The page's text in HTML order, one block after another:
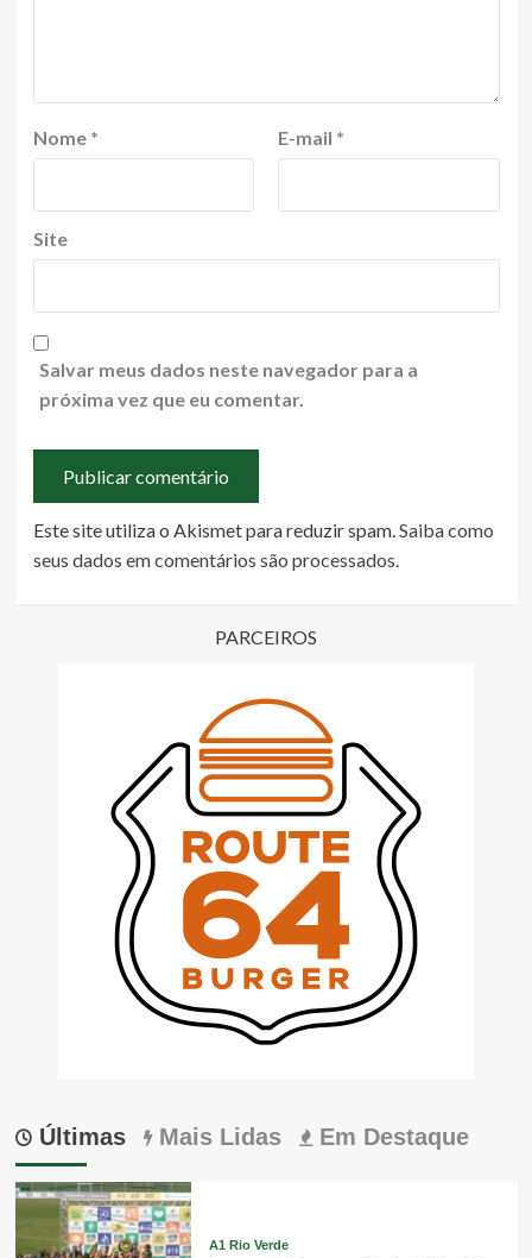
Nome * E-mail *
Site
Salvar meus dados neste navegador para a
próxima vez que eu comentar.
Este site utiliza o Akismet para reduzir spam.Saiba como
seus dados em comentários são processados.
PARCEIROS
Últimas Mais Lidas Em Destaque
A1 Rio Verde